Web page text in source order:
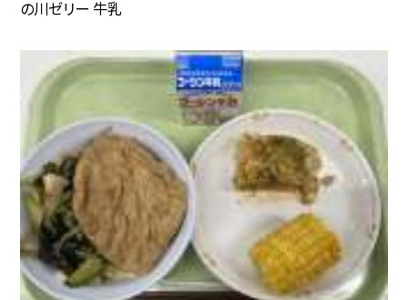
の川ゼリー 牛乳